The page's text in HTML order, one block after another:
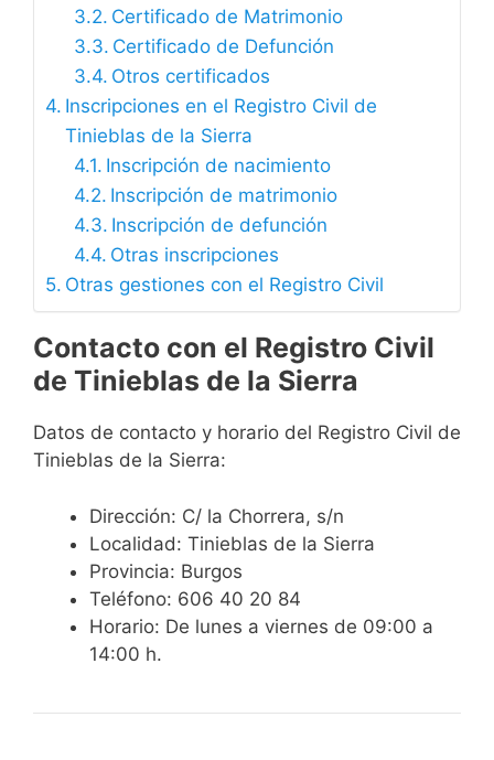
Certificado de Matrimonio
Certificado de Defunción
Otros certificados
Inscripciones en el Registro Civil de
Tinieblas de la Sierra
Inscripción de nacimiento
Inscripción de matrimonio
Inscripción de defunción
Otras inscripciones
Otras gestiones con el Registro Civil
Contacto con el Registro Civil
de Tinieblas de la Sierra
Datos de contacto y horario del Registro Civil de
Tinieblas de la Sierra:
Dirección: C/ la Chorrera, s/n
Localidad: Tinieblas de la Sierra
Provincia: Burgos
Teléfono: 606 40 20 84
Horario: De lunes a viernes de 09:00 a
14:00 h.